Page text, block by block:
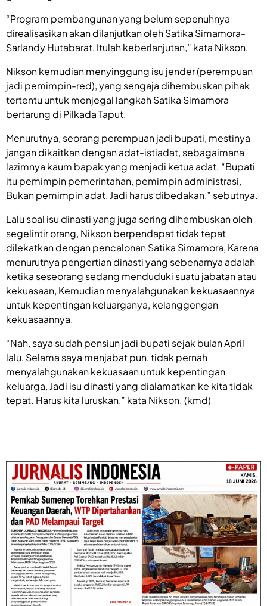
“Program pembangunan yang belum sepenuhnya
direalisasikan akan dilanjutkan oleh Satika Simamora-
Sarlandy Hutabarat, Itulah keberlanjutan,” kata Nikson.
Nikson kemudian menyinggung isu jender (perempuan
jadi pemimpin-red), yang sengaja dihembuskan pihak
tertentu untuk menjegal langkah Satika Simamora
bertarung di Pilkada Taput.
Menurutnya, seorang perempuan jadi bupati, mestinya
jangan dikaitkan dengan adat-istiadat, sebagaimana
lazimnya kaum bapak yang menjadi ketua adat. “Bupati
itu pemimpin pemerintahan, pemimpin administrasi,
Bukan pemimpin adat, Jadi harus dibedakan,” sebutnya.
Lalu soal isu dinasti yang juga sering dihembuskan oleh
segelintir orang, Nikson berpendapat tidak tepat
dilekatkan dengan pencalonan Satika Simamora, Karena
menurutnya pengertian dinasti yang sebenarnya adalah
ketika seseorang sedang menduduki suatu jabatan atau
kekuasaan, Kemudian menyalahgunakan kekuasaannya
untuk kepentingan keluarganya, kelanggengan
kekuasaannya.
“Nah, saya sudah pensiun jadi bupati sejak bulan April
lalu, Selama saya menjabat pun, tidak pernah
menyalahgunakan kekuasaan untuk kepentingan
keluarga, Jadi isu dinasti yang dialamatkan ke kita tidak
tepat. Harus kita luruskan,” kata Nikson. (kmd)